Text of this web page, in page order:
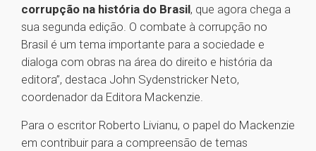
corrupção na história do Brasil, que agora chega a
sua segunda edição. O combate à corrupção no
Brasil é um tema importante para a sociedade e
dialoga com obras na área do direito e história da
editora”, destaca John Sydenstricker Neto,
coordenador da Editora Mackenzie.
Para o escritor Roberto Livianu, o papel do Mackenzie
em contribuir para a compreensão de temas